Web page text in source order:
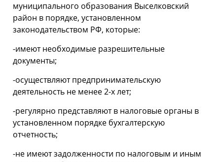
муниципального образования Выселковский
район в порядке, установленном
законодательством РФ, которые:
-имеют необходимые разрешительные
документы;
-осуществляют предпринимательскую
деятельность не менее 2-х лет;
-регулярно представляют в налоговые органы в
установленном порядке бухгалтерскую
отчетность;
-не имеют задолженности по налоговым и иным